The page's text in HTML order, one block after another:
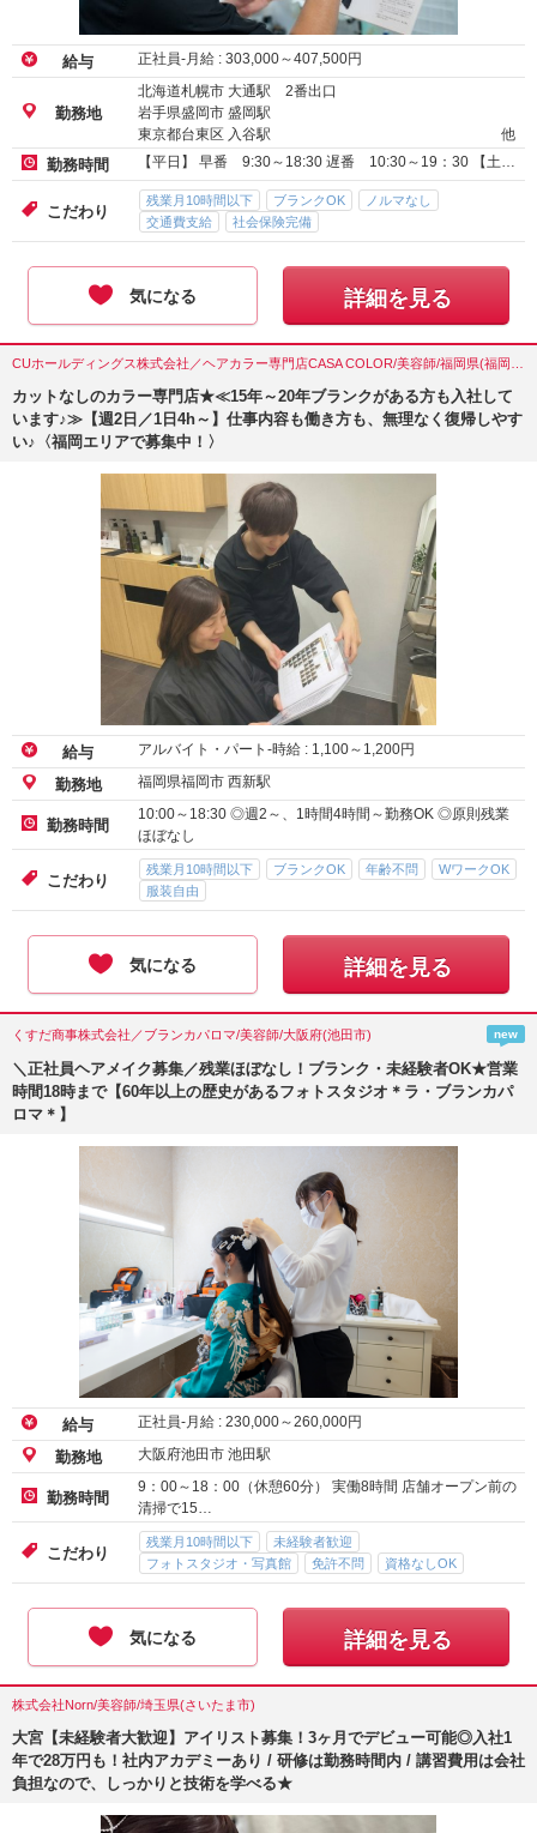
給与 正社員-月給 : 303,000～407,500円
勤務地
北海道札幌市 大通駅 2番出口
岩手県盛岡市 盛岡駅
東京都台東区 入谷駅
他
勤務時間 【平日】 早番 9:30～18:30 遅番 10:30～19：30 【土…
こだわり
残業月10時間以下 ブランクOK
ノルマなし
交通費支給
社会保険完備
気になる 詳細を見る
カットなしのカラー専門店★≪15年～20年ブランクがある方も入社して
います♪≫【週2日／1日4h～】仕事内容も働き方も、無理なく復帰しやす
い♪〈福岡エリアで募集中！〉
給与 アルバイト・パート-時給 : 1,100～ 1,200円
勤務地 福岡県福岡市 西新駅
勤務時間
10:00～18:30 ◎週2～、1時間4時間～勤務OK ◎原則残業
ほぼなし
こだわり
残業月10時間以下 ブランクOK 年齢不問
WワークOK
服装自由
気になる 詳細を見る
くすだ商事株式会社／ブランカパロマ/美容師/大阪府(池田市) new
＼正社員ヘアメイク募集／残業ほぼなし！ブランク・未経験者OK★営業
時間18時まで【60年以上の歴史があるフォトスタジオ＊ラ・ブランカパ
ロマ＊】
給与 正社員-月給 : 230,000～260,000円
勤務地 大阪府池田市 池田駅
勤務時間
9：00～18：00（休憩60分） 実働8時間 店舗オープン前の
清掃で15…
こだわり
残業月10時間以下
未経験者歓迎
フォトスタジオ・写真館
免許不問 資格なしOK
気になる 詳細を見る
株式会社Norn/美容師/埼玉県(さいたま市)
大宮【未経験者大歓迎】アイリスト募集！3ヶ月でデビュー可能◎入社1
年で28万円も！社内アカデミーあり / 研修は勤務時間内 / 講習費用は会社
負担なので、しっかりと技術を学べる★